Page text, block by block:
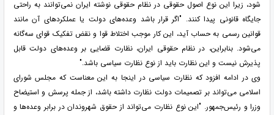
شود، زیرا این نوع اصول حقوقی در نظام حقوقی نوشته ایران نمی‌توانند به راحتی
جایگاه قانونی پیدا کنند. "اگر قرار باشد وعده‌های دولت یا عملکردهای آن مانند
قوانین رسمی به حساب آید، این کار موجب اختلاط قوا و نقض تفکیک قوای سه‌گانه
می‌شود. بنابراین، در نظام حقوقی ایران، نظارت قضایی بر وعده‌های دولت قابل
پذیرش نیست و این نظارت باید از نوع نظارت سیاسی باشد."
وی در ادامه افزود که نظارت سیاسی در اینجا به این معناست که مجلس شورای
اسلامی می‌تواند بر تصمیمات دولت نظارت داشته باشد، از جمله پرسش و استیضاح
وزرا و رئیس‌جمهور. "این نوع نظارت می‌تواند از حقوق شهروندان در برابر وعده‌ها و